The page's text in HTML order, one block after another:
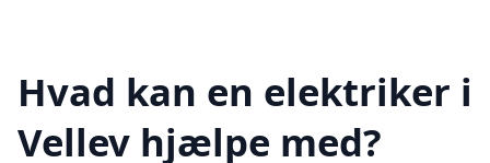
Hvad kan en elektriker i
Vellev hjælpe med?